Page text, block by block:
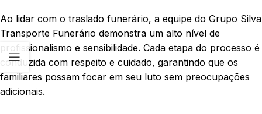
Ao lidar com o traslado funerário, a equipe do Grupo Silva
Transporte Funerário demonstra um alto nível de
profissionalismo e sensibilidade. Cada etapa do processo é
conduzida com respeito e cuidado, garantindo que os
familiares possam focar em seu luto sem preocupações
adicionais.